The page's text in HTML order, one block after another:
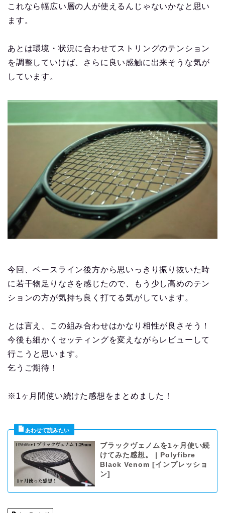
これなら幅広い層の人が使えるんじゃないかなと思い
ます。
あとは環境・状況に合わせてストリングのテンション
を調整していけば、さらに良い感触に出来そうな気が
しています。
今回、ベースライン後方から思いっきり振り抜いた時
に若干物足りなさを感じたので、もう少し高めのテン
ションの方が気持ち良く打てる気がしています。
とは言え、この組み合わせはかなり相性が良さそう！
今後も細かくセッティングを変えながらレビューして
行こうと思います。
乞うご期待！
※1ヶ月間使い続けた感想をまとめました！
ブラックヴェノムを1ヶ月使い続
けてみた感想。 | Polyfibre
Black Venom [インプレッショ
ン]